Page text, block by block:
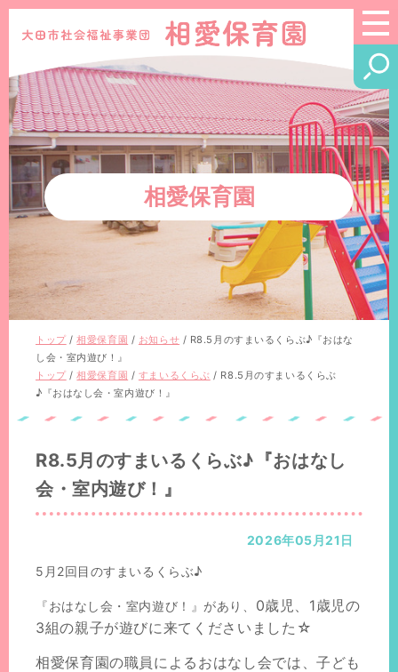
このページの本文へ
相愛保育園
現
在
の
位
トップ /相愛保育園 / お知らせ / R8.5月のすまいるくらぶ♪『おはな
し会・室内遊び！』
現
在
トップ /相愛保育園 / すまいるくらぶ / R8.5月のすまいるくらぶ
♪『おはなし会・室内遊び！』
R8.5月のすまいるくらぶ♪『おはなし
会・室内遊び！』
2026年05月21日
5月2回目のすまいるくらぶ♪
『おはなし会・室内遊び！』があり、 0歳児、1歳児の
3組の親子が遊びに来てくださいました ☆
相愛保育園の職員によるおはなし会では、子ども